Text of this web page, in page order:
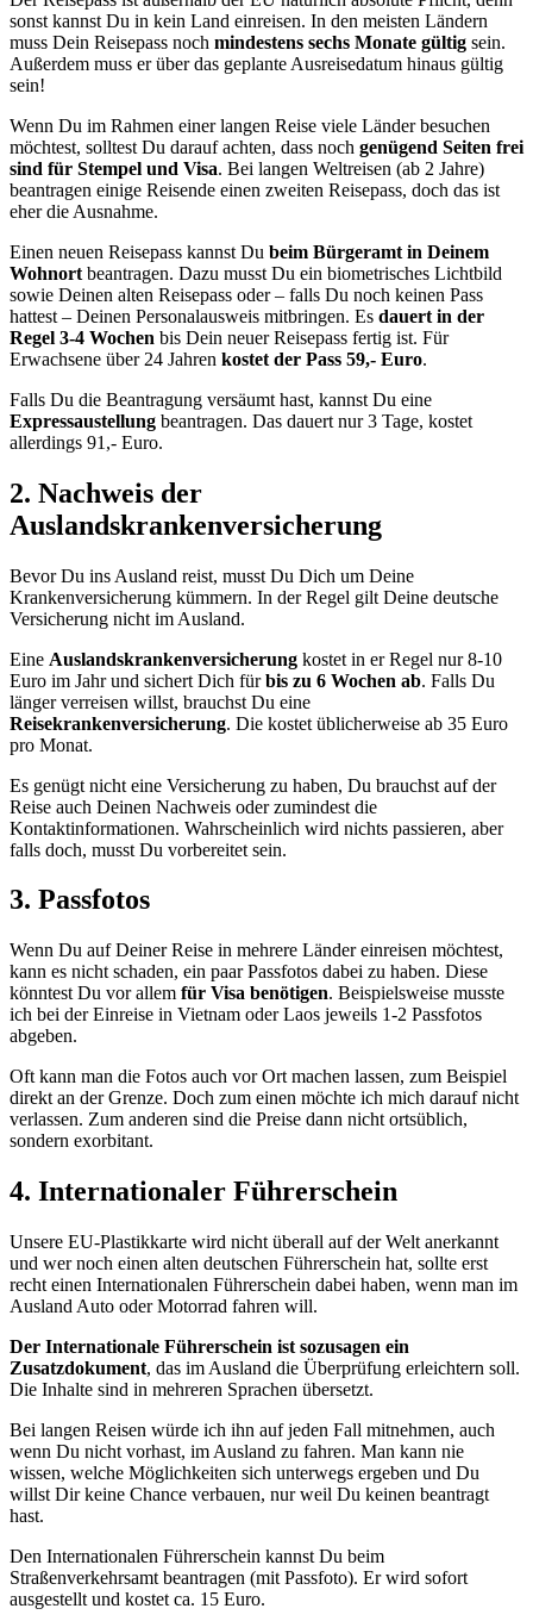
sonst kannst Du in kein Land einreisen. In den meisten Ländern
muss Dein Reisepass noch mindestens sechs Monate gültig sein.
Außerdem muss er über das geplante Ausreisedatum hinaus gültig
sein!
Wenn Du im Rahmen einer langen Reise viele Länder besuchen
möchtest, solltest Du darauf achten, dass noch genügend Seiten frei
sind für Stempel und Visa. Bei langen Weltreisen (ab 2 Jahre)
beantragen einige Reisende einen zweiten Reisepass, doch das ist
eher die Ausnahme.
Einen neuen Reisepass kannst Du beim Bürgeramt in Deinem
Wohnort beantragen. Dazu musst Du ein biometrisches Lichtbild
sowie Deinen alten Reisepass oder – falls Du noch keinen Pass
hattest – Deinen Personalausweis mitbringen. Es dauert in der
Regel 3-4 Wochen bis Dein neuer Reisepass fertig ist. Für
Erwachsene über 24 Jahren kostet der Pass 59,- Euro.
Falls Du die Beantragung versäumt hast, kannst Du eine
Expressaustellung beantragen. Das dauert nur 3 Tage, kostet
allerdings 91,- Euro.
2. Nachweis der
Auslandskrankenversicherung
Bevor Du ins Ausland reist, musst Du Dich um Deine
Krankenversicherung kümmern. In der Regel gilt Deine deutsche
Versicherung nicht im Ausland.
Eine Auslandskrankenversicherung kostet in er Regel nur 8-10
Euro im Jahr und sichert Dich fürbis zu 6 Wochen ab. Falls Du
länger verreisen willst, brauchst Du eine
Reisekrankenversicherung. Die kostet üblicherweise ab 35 Euro
pro Monat.
Es genügt nicht eine Versicherung zu haben, Du brauchst auf der
Reise auch Deinen Nachweis oder zumindest die
Kontaktinformationen. Wahrscheinlich wird nichts passieren, aber
falls doch, musst Du vorbereitet sein.
3. Passfotos
Wenn Du auf Deiner Reise in mehrere Länder einreisen möchtest,
kann es nicht schaden, ein paar Passfotos dabei zu haben. Diese
könntest Du vor allem für Visa benötigen. Beispielsweise musste
ich bei der Einreise in Vietnam oder Laos jeweils 1-2 Passfotos
abgeben.
Oft kann man die Fotos auch vor Ort machen lassen, zum Beispiel
direkt an der Grenze. Doch zum einen möchte ich mich darauf nicht
verlassen. Zum anderen sind die Preise dann nicht ortsüblich,
sondern exorbitant.
4. Internationaler Führerschein
Unsere EU-Plastikkarte wird nicht überall auf der Welt anerkannt
und wer noch einen alten deutschen Führerschein hat, sollte erst
recht einen Internationalen Führerschein dabei haben, wenn man im
Ausland Auto oder Motorrad fahren will.
Der Internationale Führerschein ist sozusagen ein
Zusatzdokument, das im Ausland die Überprüfung erleichtern soll.
Die Inhalte sind in mehreren Sprachen übersetzt.
Bei langen Reisen würde ich ihn auf jeden Fall mitnehmen, auch
wenn Du nicht vorhast, im Ausland zu fahren. Man kann nie
wissen, welche Möglichkeiten sich unterwegs ergeben und Du
willst Dir keine Chance verbauen, nur weil Du keinen beantragt
hast.
Den Internationalen Führerschein kannst Du beim
Straßenverkehrsamt beantragen (mit Passfoto). Er wird sofort
ausgestellt und kostet ca. 15 Euro.